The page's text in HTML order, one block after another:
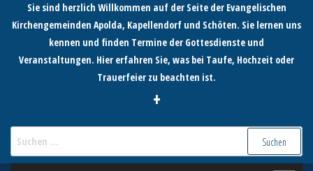
Sie sind herzlich Willkommen auf der Seite der Evangelischen
Kirchengemeinden Apolda, Kapellendorf und Schöten. Sie lernen uns
kennen und finden Termine der Gottesdienste und
Veranstaltungen. Hier erfahren Sie, was bei Taufe, Hochzeit oder
Trauerfeier zu beachten ist.
+